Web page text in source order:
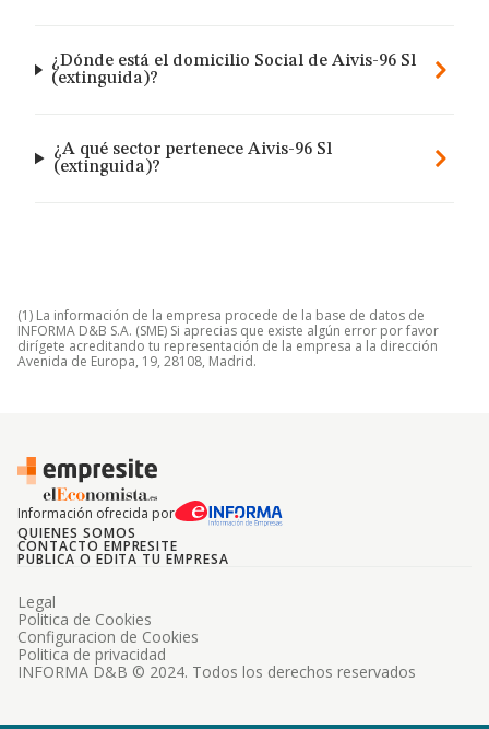
¿Dónde está el domicilio Social de Aivis-96 Sl
(extinguida)?
¿A qué sector pertenece Aivis-96 Sl
(extinguida)?
(1) La información de la empresa procede de la base de datos de
INFORMA D&B S.A. (SME) Si aprecias que existe algún error por favor
dirígete acreditando tu representación de la empresa a la dirección
Avenida de Europa, 19, 28108, Madrid.
Información ofrecida por
QUIENES SOMOS
CONTACTO EMPRESITE
PUBLICA O EDITA TU EMPRESA
INFORMA D&B © 2024. Todos los derechos reservados
Legal
Politica de Cookies
Configuracion de Cookies
Politica de privacidad